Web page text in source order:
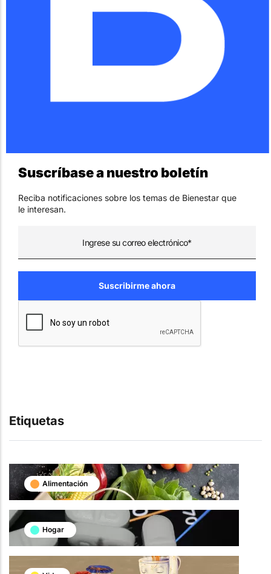
Suscríbase a nuestro boletín
Reciba notificaciones sobre los temas de Bienestar que
le interesan.
Etiquetas
Alimentación
Hogar